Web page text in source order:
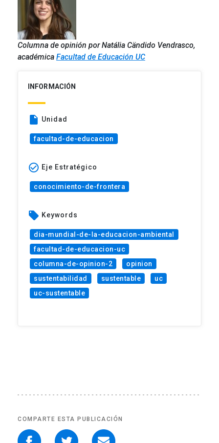
Columna de opinión por Natália Cändido Vendrasco,
académica Facultad de Educación UC
INFORMACIÓN
insert_drive_file Unidad
facultad-de-educacion
check_circle_outline Eje Estratégico
conocimiento-de-frontera
local_offer Keywords
dia-mundial-de-la-educacion-ambiental
facultad-de-educacion-uc
columna-de-opinion-2
opinion
sustentabilidad
sustentable
uc
uc-sustentable
COMPARTE ESTA PUBLICACIÓN